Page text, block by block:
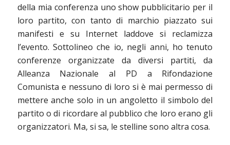
della mia conferenza uno show pubblicitario per il
loro partito, con tanto di marchio piazzato sui
manifesti e su Internet laddove si reclamizza
l’evento. Sottolineo che io, negli anni, ho tenuto
conferenze organizzate da diversi partiti, da
Alleanza Nazionale al PD a Rifondazione
Comunista e nessuno di loro si è mai permesso di
mettere anche solo in un angoletto il simbolo del
partito o di ricordare al pubblico che loro erano gli
organizzatori. Ma, si sa, le stelline sono altra cosa.